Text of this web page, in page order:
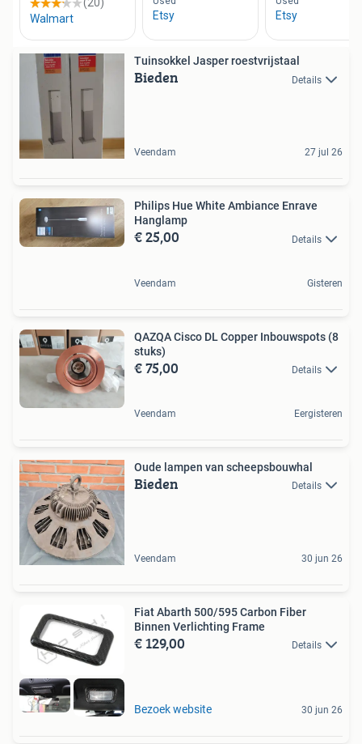
Tuinsokkel Jasper roestvrijstaal
Bieden Details
Veendam 27 jul 26
Philips Hue White Ambiance Enrave
Hanglamp
€ 25,00 Details
Veendam Gisteren
QAZQA Cisco DL Copper Inbouwspots (8
stuks)
€ 75,00 Details
Veendam Eergisteren
Oude lampen van scheepsbouwhal
Bieden Details
Veendam 30 jun 26
Fiat Abarth 500/595 Carbon Fiber
Binnen Verlichting Frame
€ 129,00 Details
Bezoek website 30 jun 26